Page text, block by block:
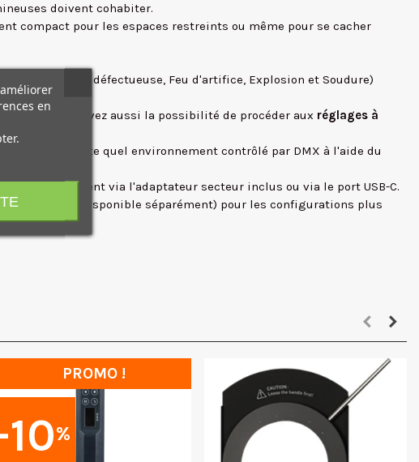
doivent cohabiter.
compact pour les espaces restreints ou même pour se cacher
Disco, Ampoule défectueuse, Feu d'artifice, Explosion et Soudure)
mais vous avez aussi la possibilité de procéder aux réglages à
dans n'importe quel environnement contrôlé par DMX à l'aide du
rapidement via l'adaptateur secteur inclus ou via le port USB-C.
WS-TB-1 (disponible séparément) pour les configurations plus
%
PROMO !
en